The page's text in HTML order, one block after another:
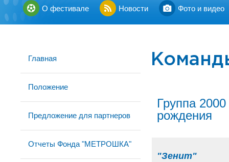
О фестивале Новости Фото и видео
Главная
Положение
Предложение для партнеров
Отчеты Фонда "МЕТРОШКА"
Группа
рождения
"Зенит"